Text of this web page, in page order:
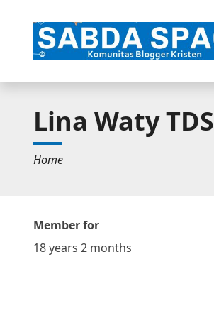
Lina Waty TDS
Home
Member for
18 years 2 months